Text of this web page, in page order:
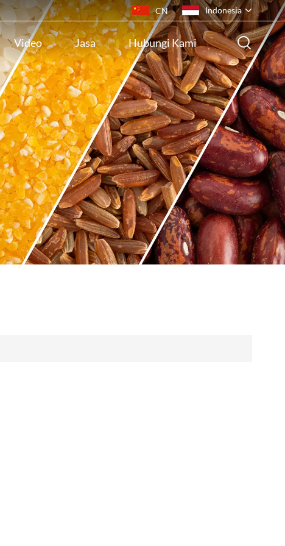
CN Indonesia
English
français
русский
español
português
ไทย
Indonesia
Tiếng việt
Video Jasa Hubungi Kami